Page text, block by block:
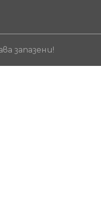
запазени!